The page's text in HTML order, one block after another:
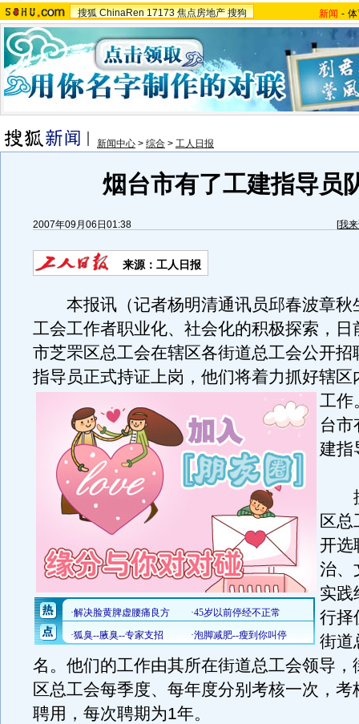
搜狐 ChinaRen 17173 焦点房地产 搜狗 新闻 -
新闻中心 > 综合 > 工人日报
烟台市有了工建指导员
2007年09月06日01:38 [我
来源：工人日报
本报讯（记者杨明清通讯员邱春波章秋
工会工作者职业化、社会化的积极探索，日
市芝罘区总工会在辖区各街道总工会公开招
指导员正式持证上岗，他们将着力抓好辖区
工作
台市
建指
据
区总
开选
治、
实践
行择
街道
名。他们的工作由其所在街道总工会领导，
区总工会每季度、每年度分别考核一次，考
聘用，每次聘期为1年。